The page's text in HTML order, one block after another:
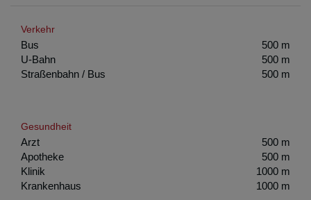
Verkehr
Bus
500 m
U-Bahn
500 m
Straßenbahn / Bus
500 m
Gesundheit
Arzt
500 m
Apotheke
500 m
Klinik
1000 m
Krankenhaus
1000 m